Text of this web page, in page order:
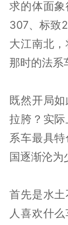
求的体面
307、标致
大江南北，
那时的法系
既然开局
拉胯？实
系车最具
国逐渐沦为
首先是水
人喜欢什